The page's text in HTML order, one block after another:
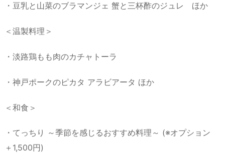
・豆乳と山菜のブラマンジェ 蟹と三杯酢のジュレ ほか
＜温製料理＞
・淡路鶏もも肉のカチャトーラ
・神戸ポークのピカタ アラビアータ ほか
＜和食＞
・てっちり ～季節を感じるおすすめ料理～ (※オプション
＋1,500円)